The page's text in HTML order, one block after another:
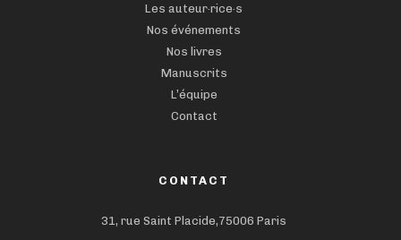
Les auteur·rice·s
Nos événements
Nos livres
Manuscrits
L’équipe
Contact
CONTACT
31, rue Saint Placide,75006 Paris